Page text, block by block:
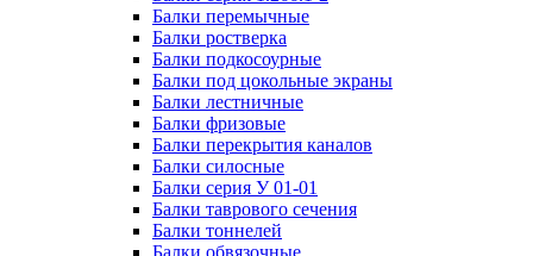
Балки перемычные
Балки ростверка
Балки подкосоурные
Балки под цокольные экраны
Балки лестничные
Балки фризовые
Балки перекрытия каналов
Балки силосные
Балки серия У 01-01
Балки таврового сечения
Балки тоннелей
Балки обвязочные